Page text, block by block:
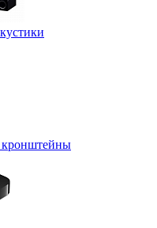
кронштейны